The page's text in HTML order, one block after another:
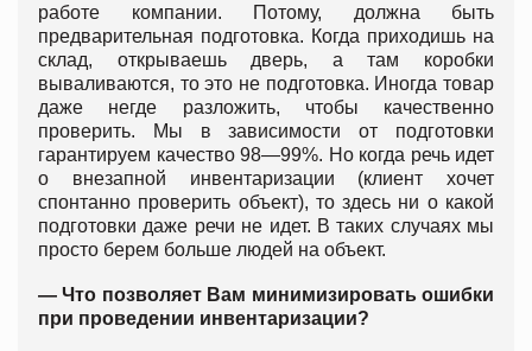
работе компании. Потому, должна быть
предварительная подготовка. Когда приходишь на
склад, открываешь дверь, а там коробки
вываливаются, то это не подготовка. Иногда товар
даже негде разложить, чтобы качественно
проверить. Мы в зависимости от подготовки
гарантируем качество 98—99%. Но когда речь идет
о внезапной инвентаризации (клиент хочет
спонтанно проверить объект), то здесь ни о какой
подготовки даже речи не идет. В таких случаях мы
просто берем больше людей на объект.
— Что позволяет Вам минимизировать ошибки
при проведении инвентаризации?